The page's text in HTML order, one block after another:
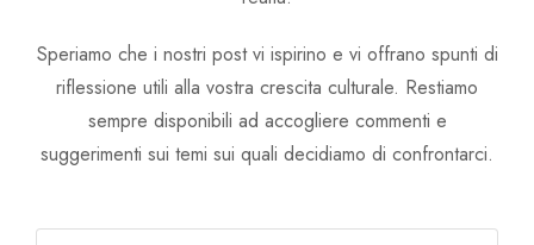
Speriamo che i nostri post vi ispirino e vi offrano spunti di
riflessione utili alla vostra crescita culturale. Restiamo
sempre disponibili ad accogliere commenti e
suggerimenti sui temi sui quali decidiamo di confrontarci.